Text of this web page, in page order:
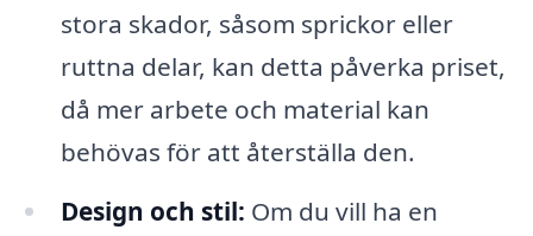
stora skador, såsom sprickor eller
ruttna delar, kan detta påverka priset,
då mer arbete och material kan
behövas för att återställa den.
Design och stil: Om du vill ha en